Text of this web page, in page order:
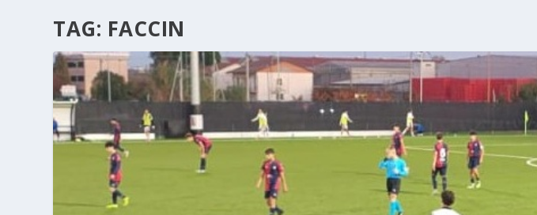
TAG: FACCIN